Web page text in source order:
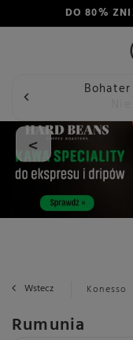
DO 80%
Bohater
<
Wstecz Konesso
Rumunia